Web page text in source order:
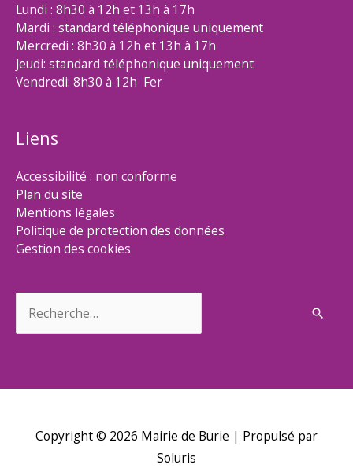
Lundi : 8h30 à 12h et 13h à 17h
Mardi : standard téléphonique uniquement
Mercredi : 8h30 à 12h et 13h à 17h
Jeudi: standard téléphonique uniquement
Vendredi: 8h30 à 12h Fer
Liens
Accessibilité : non conforme
Plan du site
Mentions légales
Politique de protection des données
Gestion des cookies
Copyright © 2026 Mairie de Burie | Propulsé par
Soluris